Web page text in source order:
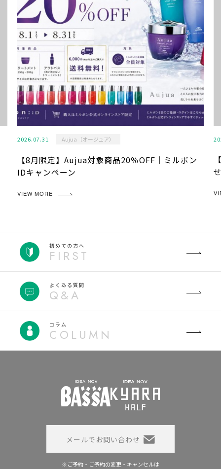
2026.07.31 Aujua（オージュア）
【8月限定】Aujua対象商品20％OFF｜ミルボン
IDキャンペーン
VIEW MORE
初めての方へ
FIRST
よくある質問
Q&A
コラム
COLUMN
メールでお問い合わせ
※ご予約・ご予約の変更・キャンセルは